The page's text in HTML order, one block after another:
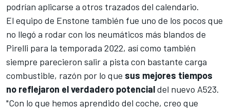
podrían aplicarse a otros trazados del calendario.
El equipo de Enstone también fue uno de los pocos que
no llegó a rodar con los neumáticos más blandos de
Pirelli para la temporada 2022, así como también
siempre parecieron salir a pista con bastante carga
combustible, razón por lo que sus mejores tiempos
no reflejaron el verdadero potencialdel nuevo A523.
"Con lo que hemos aprendido del coche, creo que